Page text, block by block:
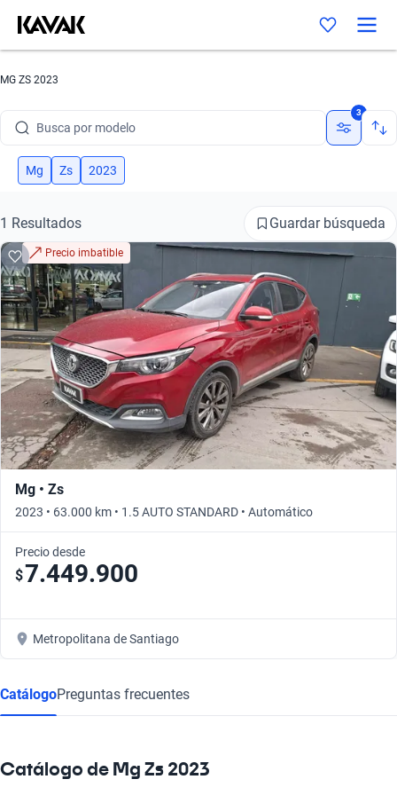
MG ZS 2023
Busca por modelo
Busca por versión
Busca por marca
Busca por modelo
Busca por versión
Busca por año
3
Mg Zs 2023
1 Resultados Guardar búsqueda
Precio imbatible
Mg • Zs
2023 • 63.000 km • 1.5 AUTO STANDARD • Automático
Precio desde
$7.449.900
Metropolitana de Santiago
CatálogoPreguntas frecuentes
Catálogo de Mg Zs 2023